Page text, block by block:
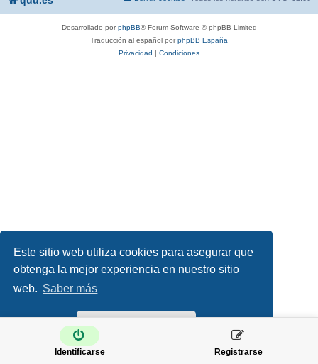
Este sitio web utiliza cookies para asegurar que
obtenga la mejor experiencia en nuestro sitio
web. Saber más
Desarrollado porphpBB® Forum Software © phpBB Limited
Traducción al español porphpBB España
Privacidad | Condiciones
Identificarse Registrarse